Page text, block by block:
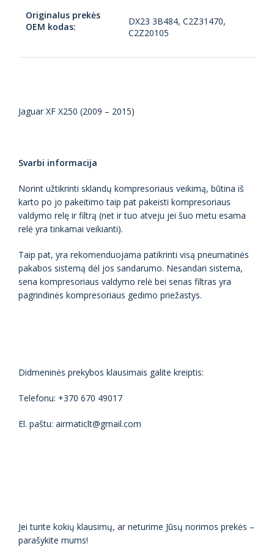
Originalus prekės
OEM kodas:
DX23 3B484, C2Z31470,
C2Z20105
Jaguar XF X250 (2009 – 2015)
Svarbi informacija
Norint užtikrinti sklandų kompresoriaus veikimą, būtina iš
karto po jo pakeitimo taip pat pakeisti kompresoriaus
valdymo relę ir filtrą (net ir tuo atveju jei šuo metu esama
relė yra tinkamai veikianti).
Taip pat, yra rekomenduojama patikrinti visą pneumatinės
pakabos sistemą dėl jos sandarumo. Nesandari sistema,
sena kompresoriaus valdymo relė bei senas filtras yra
pagrindinės kompresoriaus gedimo priežastys.
Didmeninės prekybos klausimais galite kreiptis:
Telefonu: +370 670 49017
El. paštu: airmaticlt@gmail.com
Jei turite kokių klausimų, ar neturime Jūsų norimos prekės –
parašykite mums!